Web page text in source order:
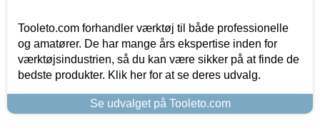
Tooleto.com forhandler værktøj til både professionelle
og amatører. De har mange års ekspertise inden for
værktøjsindustrien, så du kan være sikker på at finde de
bedste produkter. Klik her for at se deres udvalg.
Se udvalget på Tooleto.com